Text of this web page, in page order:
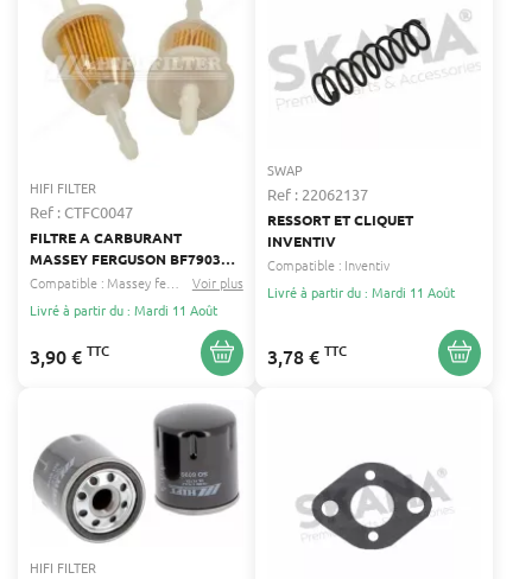
HIFI FILTER
Ref : CTFC0047
FILTRE A CARBURANT
MASSEY FERGUSON BF7903
BF833
Compatible : Massey ferguson John deere
Voir plus
Livré à partir du : Mardi 11 Août
3,90 € TTC
SWAP
Ref : 22062137
RESSORT ET CLIQUET
INVENTIV
Compatible : Inventiv
Livré à partir du : Mardi 11 Août
3,78 € TTC
HIFI FILTER